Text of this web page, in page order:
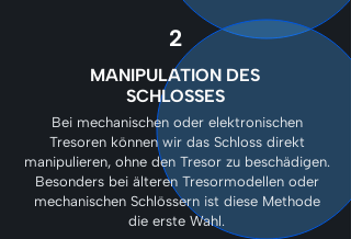
2
MANIPULATION DES
SCHLOSSES
Bei mechanischen oder elektronischen
Tresoren können wir das Schloss direkt
manipulieren, ohne den Tresor zu beschädigen.
Besonders bei älteren Tresormodellen oder
mechanischen Schlössern ist diese Methode
die erste Wahl.